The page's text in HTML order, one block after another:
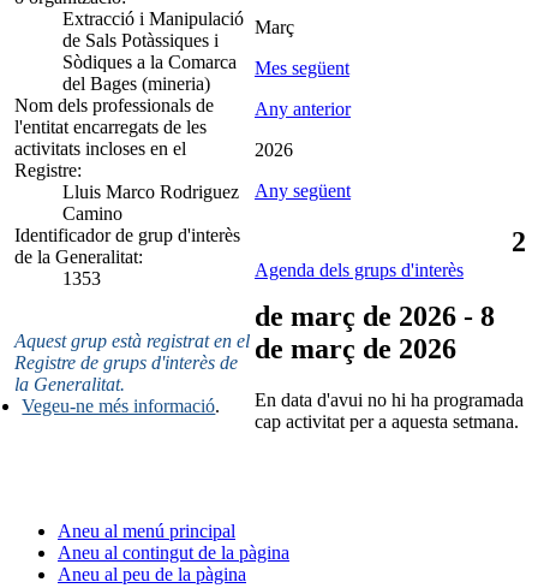
Extracció i Manipulació
de Sals Potàssiques i
Sòdiques a la Comarca
del Bages (mineria)
Nom dels professionals de
l'entitat encarregats de les
activitats incloses en el
Registre:
Lluis Marco Rodriguez
Camino
Identificador de grup d'interès
de la Generalitat:
1353
Aquest grup està registrat en el
Registre de grups d'interès de
la Generalitat.
Vegeu-ne més informació.
Març
Mes següent
Any anterior
2026
Any següent
Agenda dels grups d'interès
2
de març de 2026 - 8
de març de 2026
En data d'avui no hi ha programada
cap activitat per a aquesta setmana.
Aneu al menú principal
Aneu al contingut de la pàgina
Aneu al peu de la pàgina